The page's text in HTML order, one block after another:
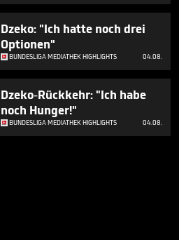
Dzeko: "Ich hatte noch drei
Optionen"
BUNDESLIGA MEDIATHEK HIGHLIGHTS 04.08.
Dzeko-Rückkehr: "Ich habe
noch Hunger!"
BUNDESLIGA MEDIATHEK HIGHLIGHTS 04.08.